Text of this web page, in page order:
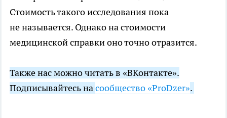
Стоимость такого исследования пока
не называется. Однако на стоимости
медицинской справки оно точно отразится.
Также нас можно читать в «ВКонтакте».
Подписывайтесь насообщество «ProDzer».